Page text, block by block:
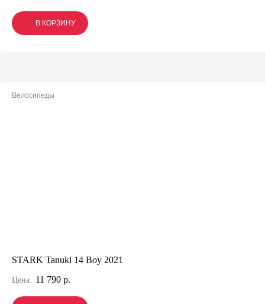
В КОРЗИНУ
В КОРЗИНУ
В КОРЗИНУ
Велосипеды
STARK Tanuki 14 Boy 2021
Цена: 11 790 р.